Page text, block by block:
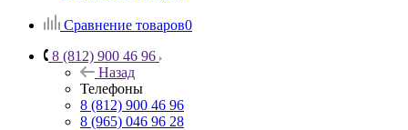
Сравнение товаров0
8 (812) 900 46 96
Назад
Телефоны
8 (812) 900 46 96
8 (965) 046 96 28